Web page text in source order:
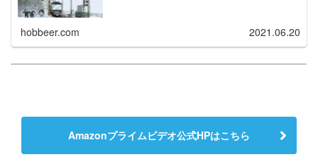
hobbeer.com 2021.06.20
Amazonプライムビデオ公式HPはこちら